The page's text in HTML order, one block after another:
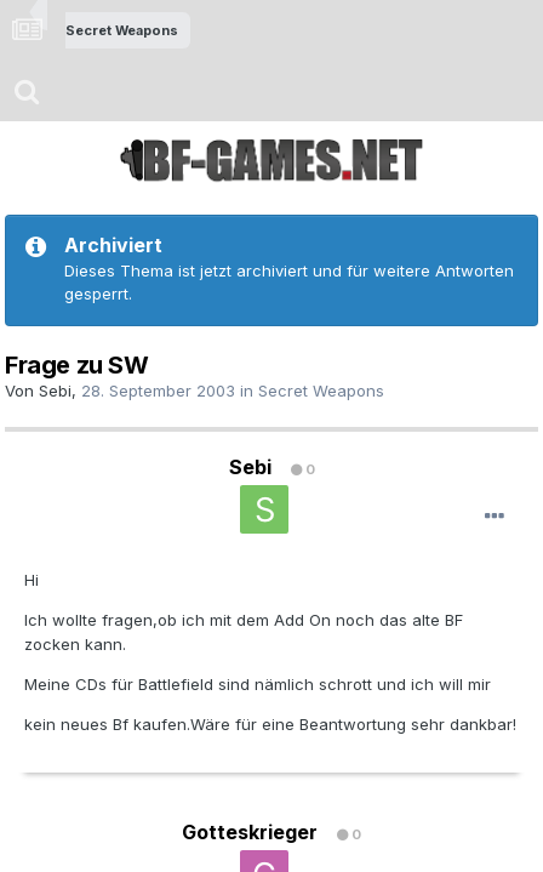
Secret Weapons
Archiviert
Dieses Thema ist jetzt archiviert und für weitere Antworten
gesperrt.
Frage zu SW
Von Sebi, 28. September 2003 in Secret Weapons
Sebi 0
Hi
Ich wollte fragen,ob ich mit dem Add On noch das alte BF
zocken kann.
Meine CDs für Battlefield sind nämlich schrott und ich will mir
kein neues Bf kaufen.Wäre für eine Beantwortung sehr dankbar!
Gotteskrieger 0